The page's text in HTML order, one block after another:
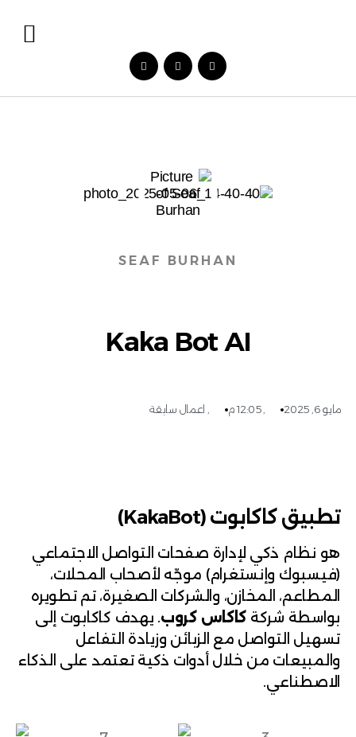
SEAF BURHAN
Kaka Bot AI
مايو 6, 2025 12:05 م اعمال سابقة
تطبيق كاكابوت (KakaBot)
هو نظام ذكي لإدارة صفحات التواصل الاجتماعي
(فيسبوك وإنستغرام) موجّه لأصحاب المحلات،
المطاعم، المخازن، والشركات الصغيرة، تم تطويره
بواسطة شركة كاكاس كروب. يهدف كاكابوت إلى
تسهيل التواصل مع الزبائن وزيادة التفاعل
والمبيعات من خلال أدوات ذكية تعتمد على الذكاء
الاصطناعي.